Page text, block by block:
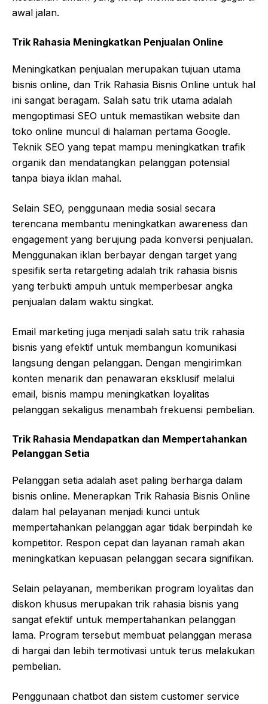
awal jalan.
Trik Rahasia Meningkatkan Penjualan Online
Meningkatkan penjualan merupakan tujuan utama
bisnis online, dan Trik Rahasia Bisnis Online untuk hal
ini sangat beragam. Salah satu trik utama adalah
mengoptimasi SEO untuk memastikan website dan
toko online muncul di halaman pertama Google.
Teknik SEO yang tepat mampu meningkatkan trafik
organik dan mendatangkan pelanggan potensial
tanpa biaya iklan mahal.
Selain SEO, penggunaan media sosial secara
terencana membantu meningkatkan awareness dan
engagement yang berujung pada konversi penjualan.
Menggunakan iklan berbayar dengan target yang
spesifik serta retargeting adalah trik rahasia bisnis
yang terbukti ampuh untuk memperbesar angka
penjualan dalam waktu singkat.
Email marketing juga menjadi salah satu trik rahasia
bisnis yang efektif untuk membangun komunikasi
langsung dengan pelanggan. Dengan mengirimkan
konten menarik dan penawaran eksklusif melalui
email, bisnis mampu meningkatkan loyalitas
pelanggan sekaligus menambah frekuensi pembelian.
Trik Rahasia Mendapatkan dan Mempertahankan
Pelanggan Setia
Pelanggan setia adalah aset paling berharga dalam
bisnis online. Menerapkan Trik Rahasia Bisnis Online
dalam hal pelayanan menjadi kunci untuk
mempertahankan pelanggan agar tidak berpindah ke
kompetitor. Respon cepat dan layanan ramah akan
meningkatkan kepuasan pelanggan secara signifikan.
Selain pelayanan, memberikan program loyalitas dan
diskon khusus merupakan trik rahasia bisnis yang
sangat efektif untuk mempertahankan pelanggan
lama. Program tersebut membuat pelanggan merasa
di hargai dan lebih termotivasi untuk terus melakukan
pembelian.
Penggunaan chatbot dan sistem customer service